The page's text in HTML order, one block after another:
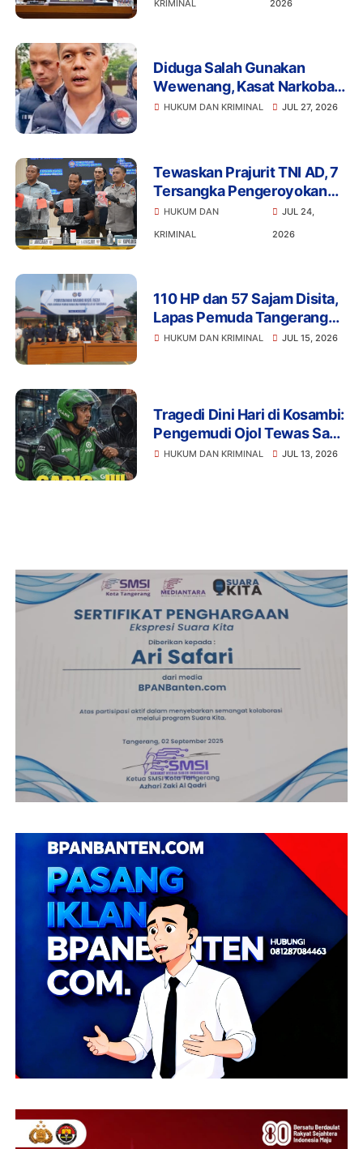
KRIMINAL
2026
Diduga Salah Gunakan
Wewenang, Kasat Narkoba
Polres Tangsel dan 6
HUKUM DAN KRIMINAL JUL 27, 2026
Tewaskan Prajurit TNI AD, 7
Tersangka Pengeroyokan
Terancam Penjara Seumur
Hidup
HUKUM DAN
KRIMINAL
JUL 24,
2026
110 HP dan 57 Sajam Disita,
Lapas Pemuda Tangerang
Perketat Pengawasan
HUKUM DAN KRIMINAL JUL 15, 2026
Tragedi Dini Hari di Kosambi:
Pengemudi Ojol Tewas Saat
Istirahat, Motor dan HP Raib
HUKUM DAN KRIMINAL JUL 13, 2026